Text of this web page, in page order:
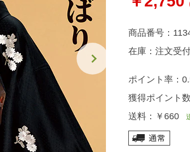
商品番号：
在庫： 注文受
ポイント率：
獲得ポイント数
送料： ￥660送